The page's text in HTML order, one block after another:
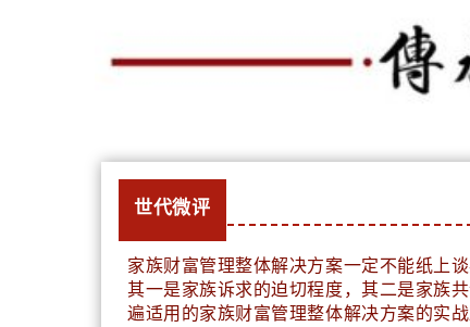
世代微评
家族财富管理整体解决方案一定不能纸上
其一是家族诉求的迫切程度，其二是家族
遍适用的家族财富管理整体解决方案的实战